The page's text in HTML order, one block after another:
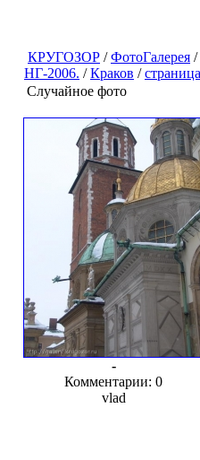
КРУГОЗОР /ФотоГалерея /
НГ-2006. /Краков /
Случайное фото
-
Комментарии: 0
vlad